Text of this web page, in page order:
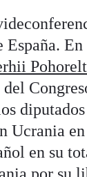
España.
diputados
Ucrania
en su